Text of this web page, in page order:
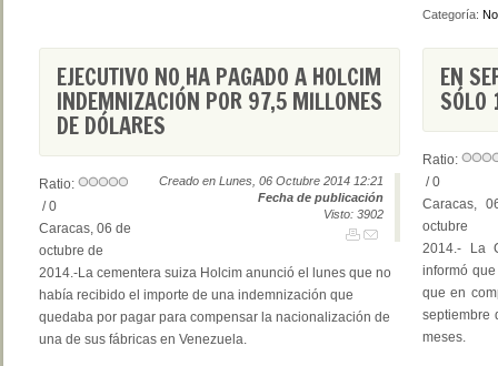
Categoría:
EJECUTIVO NO HA PAGADO A HOLCIM
INDEMNIZACIÓN POR 97,5 MILLONES
DE DÓLARES
Creado en Lunes, 06 Octubre 2014 12:21
Fecha de publicación
Visto: 3902
Ratio:
/ 0
Caracas, 06 de
octubre de
2014.-La cementera suiza Holcim anunció el lunes que no
había recibido el importe de una indemnización que
quedaba por pagar para compensar la nacionalización de
una de sus fábricas en Venezuela.
EN
SÓLO
Ratio:
/ 0
Caracas,
2014.- La
informó
que en
septiembre
meses.